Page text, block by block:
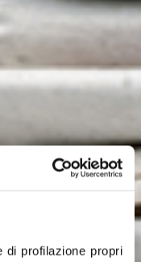
profilazione propri